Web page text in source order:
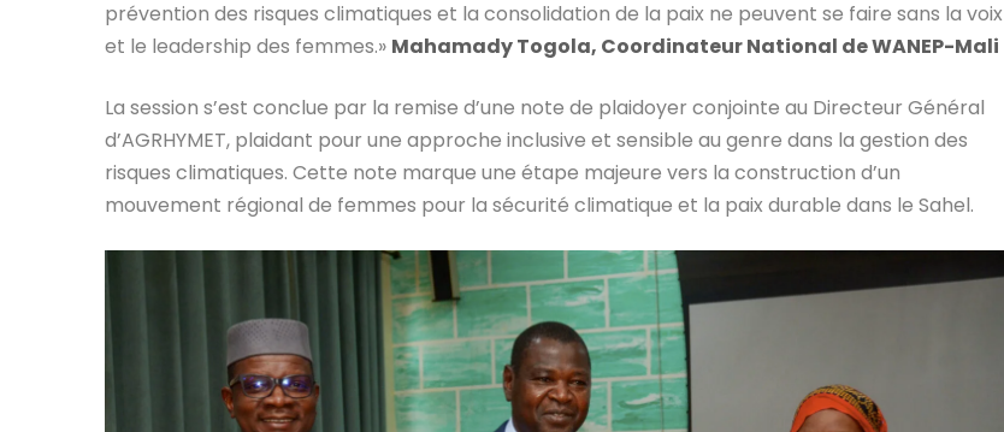
prévention des risques climatiques et la consolidation de la paix ne peuvent se faire sans la voix
et le leadership des femmes.» Mahamady Togola, Coordinateur National de WANEP-Mali
La session s’est conclue par la remise d’une note de plaidoyer conjointe au Directeur Général
d’AGRHYMET, plaidant pour une approche inclusive et sensible au genre dans la gestion des
risques climatiques. Cette note marque une étape majeure vers la construction d’un
mouvement régional de femmes pour la sécurité climatique et la paix durable dans le Sahel.